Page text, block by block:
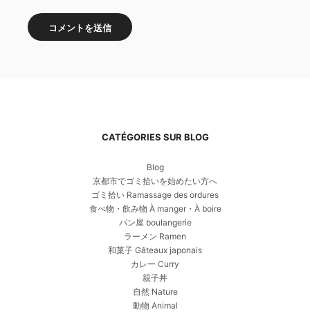
CATÉGORIES SUR BLOG
Blog
京都市でゴミ拾いを始めたい方へ
ゴミ拾い Ramassage des ordures
食べ物・飲み物 À manger・À boire
パン屋 boulangerie
ラーメン Ramen
和菓子 Gâteaux japonais
カレー Curry
親子丼
自然 Nature
動物 Animal